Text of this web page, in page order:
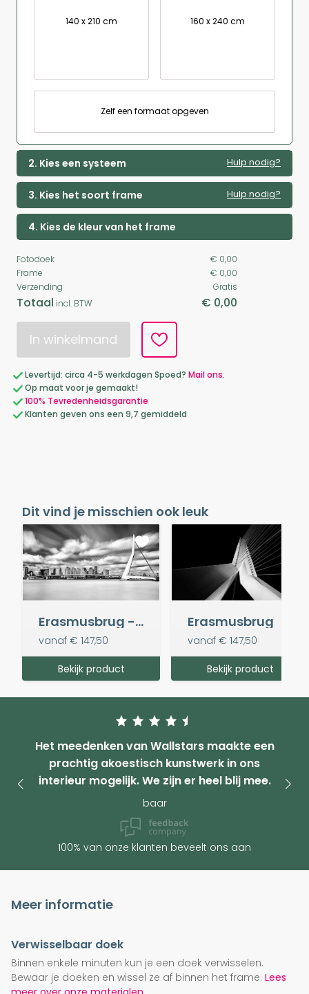
140 x 210 cm 160 x 240 cm
Zelf een formaat opgeven
2. Kies een systeem Hulp nodig?
3. Kies het soort frame Hulp nodig?
4. Kies de kleur van het frame
Fotodoek
€ 0,00
Frame
€ 0,00
Verzending
Gratis
Totaal incl. BTW € 0,00
In winkelmand
Levertijd: circa 4-5 werkdagen Spoed? Mail ons.
Op maat voor je gemaakt!
100% Tevredenheidsgarantie
Klanten geven ons een 9,7 gemiddeld
Dit vind je misschien ook leuk
Erasmusbrug - 3 minute exposure
vanaf € 147,50
Bekijk product
Erasmusbrug
vanaf € 147,50
Bekijk product
Het meedenken van Wallstars maakte een
prachtig akoestisch kunstwerk in ons
interieur mogelijk. We zijn er heel blij mee.
baar
100% van onze klanten beveelt ons aan
Meer informatie
Verwisselbaar doek
Binnen enkele minuten kun je een doek verwisselen.
Bewaar je doeken en wissel ze af binnen het frame. Lees